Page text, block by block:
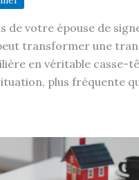
de votre épouse de
transformer une
en véritable casse-
plus fréquente